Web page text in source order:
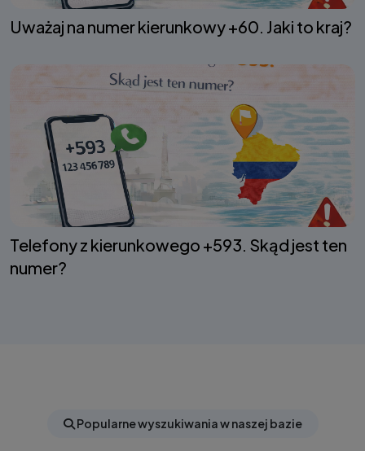
Uważaj na numer kierunkowy +60. Jaki to kraj?
Telefony z kierunkowego +593. Skąd jest ten
numer?
Popularne wyszukiwania w naszej bazie